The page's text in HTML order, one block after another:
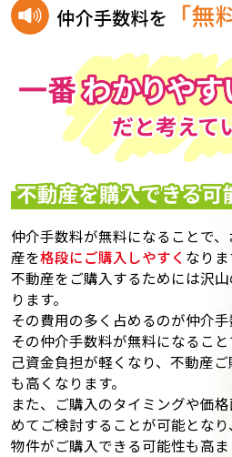
仲介手数料が無料になることで
産を格段にご購入しやすく なりま
不動産をご購入するためには沢
ります。
その費用の多く占めるのが仲介手
その仲介手数料が無料になるこ
己資金負担が軽くなり、不動産
も高くなります。
また、ご購入のタイミングや価
めてご検討することが可能とな
物件がご購入できる可能性も高ま